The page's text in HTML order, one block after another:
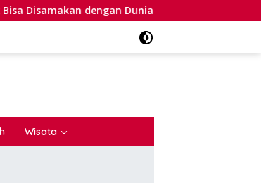
dengan Dunia Nyata
Wisata